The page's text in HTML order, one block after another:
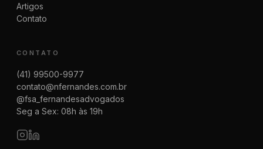
Artigos
Contato
CONTATO
(41) 99500-9977
contato@nfernandes.com.br
@fsa_fernandesadvogados
Seg a Sex: 08h às 19h